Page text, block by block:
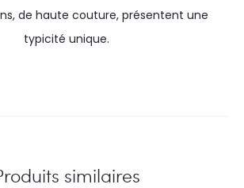
de haute couture, présentent une
typicité unique.
similaires